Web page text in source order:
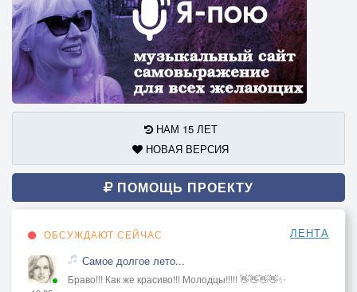
НАМ 15 ЛЕТ
НОВАЯ ВЕРСИЯ
ПОМОЩЬ ПРОЕКТУ
ОБСУЖДАЮТ СЕЙЧАС ЛЕНТА
Самое долгое лето...
Браво!!! Как же красиво!!! Молодцы!!!!! 👋👋👋👋✨